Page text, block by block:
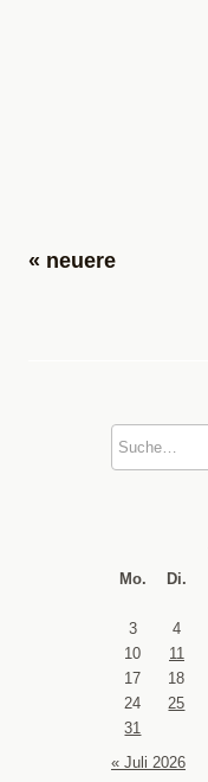
« neuere
Mo. Di.
« Juli 2026
3
4
10
11
17
18
24
25
31